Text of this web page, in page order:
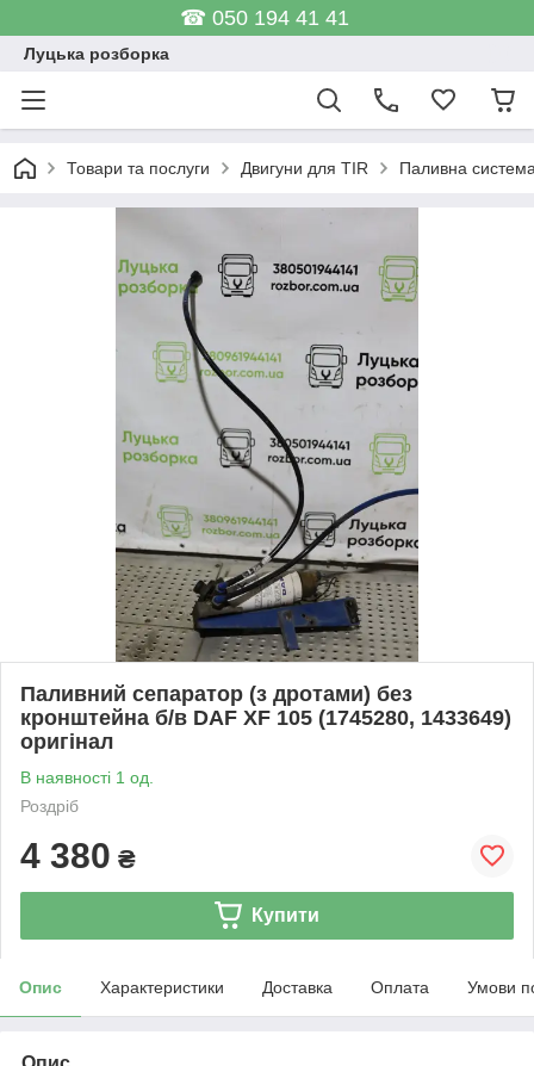
☎ 050 194 41 41
Луцька розборка
Товари та послуги Двигуни для TIR Паливна
Паливний сепаратор (з дротами) без
кронштейна б/в DAF XF 105 (1745280, 1433649)
оригінал
В наявності 1 од.
Роздріб
4 380 ₴
Купити
Опис Характеристики Доставка Оплата Умови